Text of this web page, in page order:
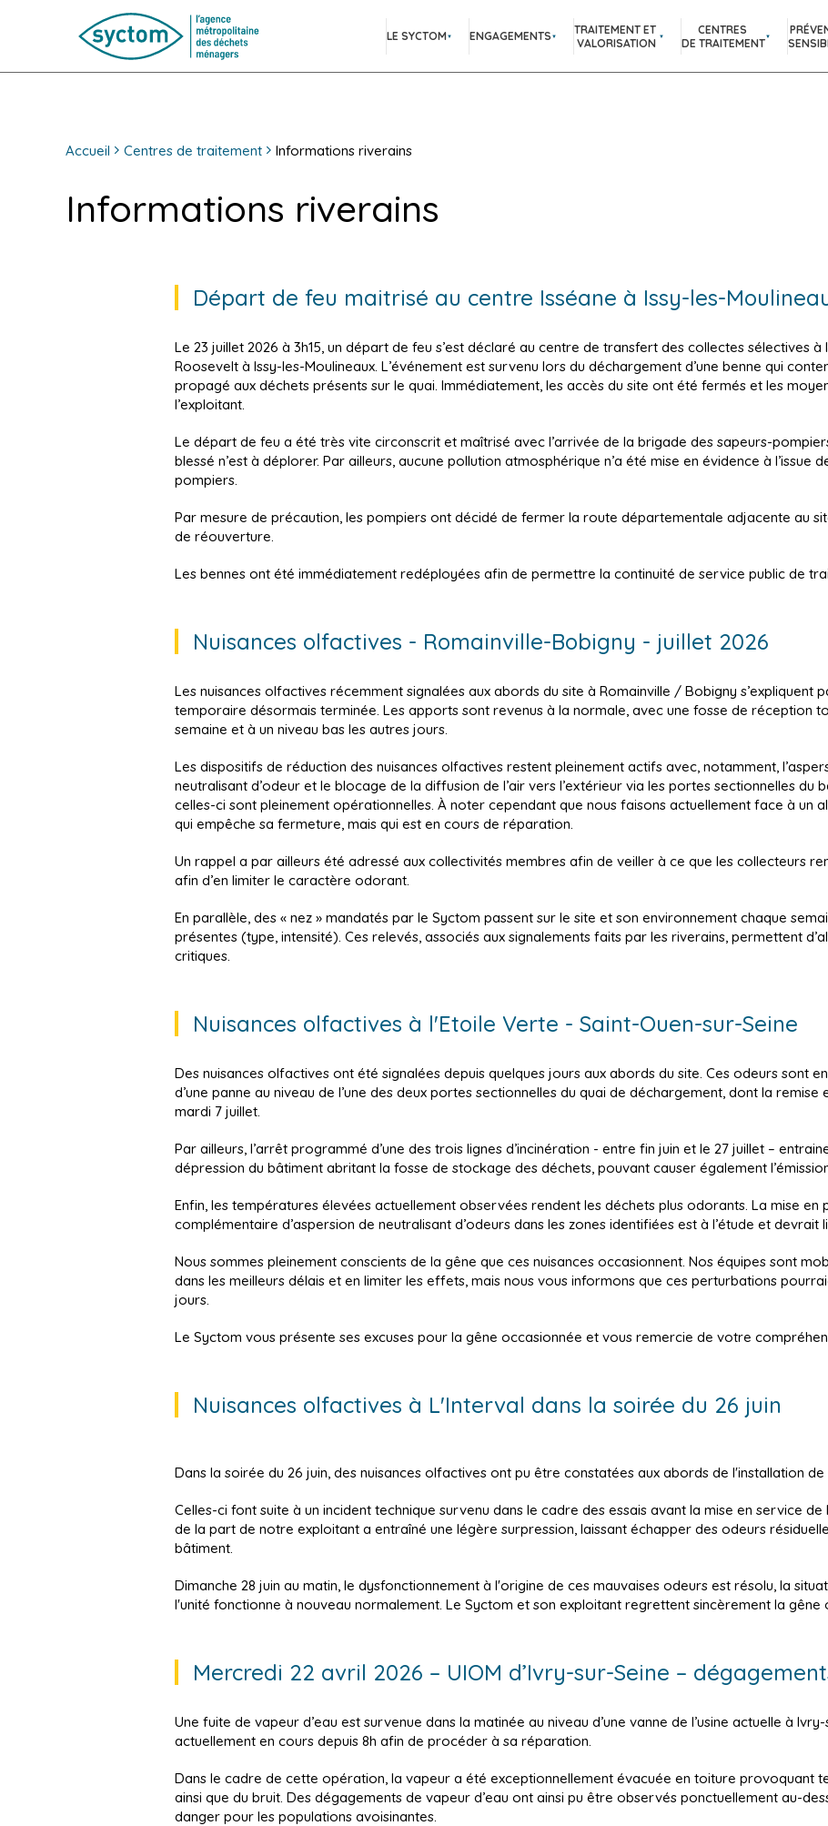
LE SYCTOM ENGAGEMENTS
TRAITEMENT ET
VALORISATION
CENTRES
DE TRAITEMENT
Accueil Centres de traitement Informations riverains
Informations riverains
Départ de feu maitrisé au centre Isséane à Issy-les-
Le 23 juillet 2026 à 3h15, un départ de feu s’est déclaré au centre de transfert des collectes sélectives à
Roosevelt à Issy-les-Moulineaux. L’événement est survenu lors du déchargement d’une benne qui
propagé aux déchets présents sur le quai. Immédiatement, les accès du site ont été fermés et les
l’exploitant.
Le départ de feu a été très vite circonscrit et maîtrisé avec l’arrivée de la brigade des sapeurs-
blessé n’est à déplorer. Par ailleurs, aucune pollution atmosphérique n’a été mise en évidence à l’issue
pompiers.
Par mesure de précaution, les pompiers ont décidé de fermer la route départementale adjacente au
de réouverture.
Les bennes ont été immédiatement redéployées afin de permettre la continuité de service public de
Nuisances olfactives - Romainville-Bobigny - juillet 2026
Les nuisances olfactives récemment signalées aux abords du site à Romainville / Bobigny s’expliquent
temporaire désormais terminée. Les apports sont revenus à la normale, avec une fosse de réception
semaine et à un niveau bas les autres jours.
Les dispositifs de réduction des nuisances olfactives restent pleinement actifs avec, notamment,
neutralisant d’odeur et le blocage de la diffusion de l’air vers l’extérieur via les portes sectionnelles du
celles-ci sont pleinement opérationnelles. À noter cependant que nous faisons actuellement face à un
qui empêche sa fermeture, mais qui est en cours de réparation.
Un rappel a par ailleurs été adressé aux collectivités membres afin de veiller à ce que les collecteurs
afin d’en limiter le caractère odorant.
En parallèle, des « nez » mandatés par le Syctom passent sur le site et son environnement chaque
présentes (type, intensité). Ces relevés, associés aux signalements faits par les riverains, permettent
critiques.
Nuisances olfactives à l'Etoile Verte - Saint-Ouen-sur-Seine
Des nuisances olfactives ont été signalées depuis quelques jours aux abords du site. Ces odeurs sont
d’une panne au niveau de l’une des deux portes sectionnelles du quai de déchargement, dont la
mardi 7 juillet.
Par ailleurs, l’arrêt programmé d’une des trois lignes d’incinération - entre fin juin et le 27 juillet –
dépression du bâtiment abritant la fosse de stockage des déchets, pouvant causer également
Enfin, les températures élevées actuellement observées rendent les déchets plus odorants. La mise en
complémentaire d’aspersion de neutralisant d’odeurs dans les zones identifiées est à l’étude et devrait
Nous sommes pleinement conscients de la gêne que ces nuisances occasionnent. Nos équipes sont
dans les meilleurs délais et en limiter les effets, mais nous vous informons que ces perturbations
jours.
Le Syctom vous présente ses excuses pour la gêne occasionnée et vous remercie de votre
Nuisances olfactives à L'Interval dans la soirée du 26 juin
Dans la soirée du 26 juin, des nuisances olfactives ont pu être constatées aux abords de l'installation
Celles-ci font suite à un incident technique survenu dans le cadre des essais avant la mise en service
de la part de notre exploitant a entraîné une légère surpression, laissant échapper des odeurs
bâtiment.
Dimanche 28 juin au matin, le dysfonctionnement à l'origine de ces mauvaises odeurs est résolu, la
l'unité fonctionne à nouveau normalement. Le Syctom et son exploitant regrettent sincèrement la gêne
Mercredi 22 avril 2026 – UIOM d’Ivry-sur-Seine –
Une fuite de vapeur d’eau est survenue dans la matinée au niveau d’une vanne de l’usine actuelle à
actuellement en cours depuis 8h afin de procéder à sa réparation.
Dans le cadre de cette opération, la vapeur a été exceptionnellement évacuée en toiture provoquant
ainsi que du bruit. Des dégagements de vapeur d’eau ont ainsi pu être observés ponctuellement au-
danger pour les populations avoisinantes.